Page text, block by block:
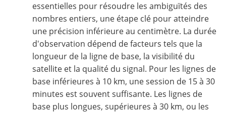
essentielles pour résoudre les ambiguïtés des
nombres entiers, une étape clé pour atteindre
une précision inférieure au centimètre. La durée
d'observation dépend de facteurs tels que la
longueur de la ligne de base, la visibilité du
satellite et la qualité du signal. Pour les lignes de
base inférieures à 10 km, une session de 15 à 30
minutes est souvent suffisante. Les lignes de
base plus longues, supérieures à 30 km, ou les